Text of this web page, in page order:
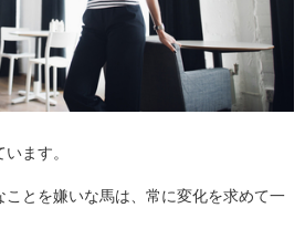
ます。
ことを嫌いな馬は、常に変化を求めて一